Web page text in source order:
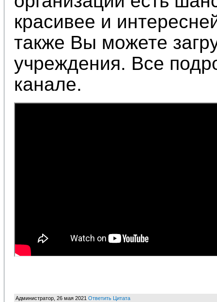
красивее и
также Вы можете
учреждения. Все
канале.
Администратор 26 мая 2021 Ответить Цитата